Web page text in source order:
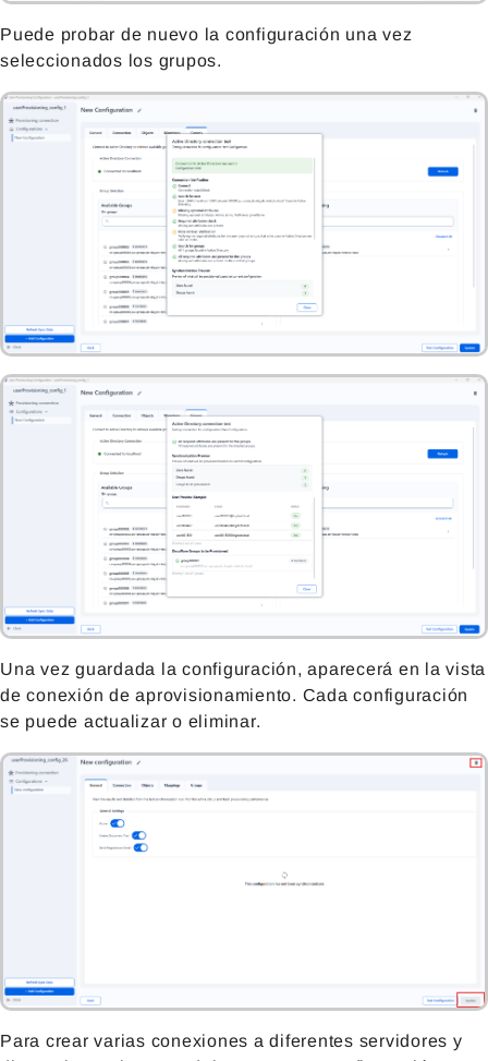
Puede probar de nuevo la configuración una vez
seleccionados los grupos.
Una vez guardada la configuración, aparecerá en la vista
de conexión de aprovisionamiento. Cada configuración
se puede actualizar o eliminar.
Para crear varias conexiones a diferentes servidores y